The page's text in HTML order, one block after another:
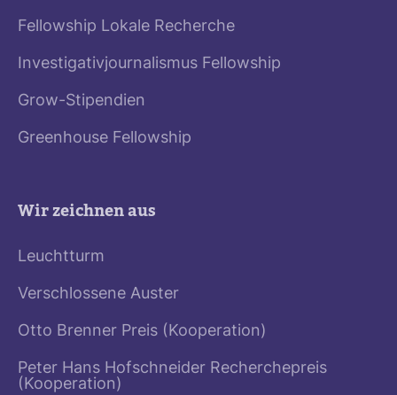
Fellowship Lokale Recherche
Investigativjournalismus Fellowship
Grow-Stipendien
Greenhouse Fellowship
Wir zeichnen aus
Leuchtturm
Verschlossene Auster
Otto Brenner Preis (Kooperation)
Peter Hans Hofschneider Recherchepreis
(Kooperation)